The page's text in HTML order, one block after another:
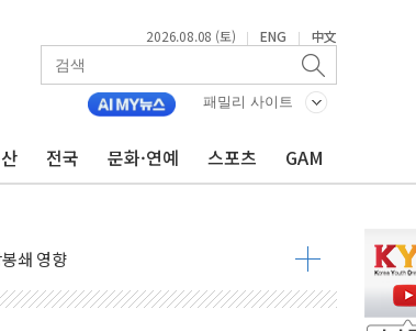
2026.08.08 (토) | ENG | 中文
패밀리 사이트
전국 문화·연예 스포츠 GAM
STOXX 600 지수는 나흘 연속 최고치